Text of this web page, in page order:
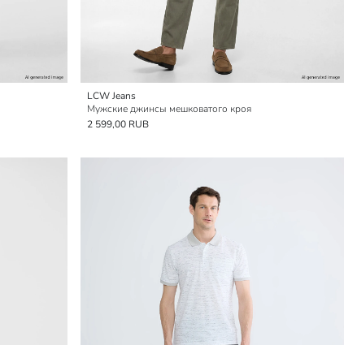
LCW Jeans
Мужские джинсы мешковатого кроя
2 599,00 RUB